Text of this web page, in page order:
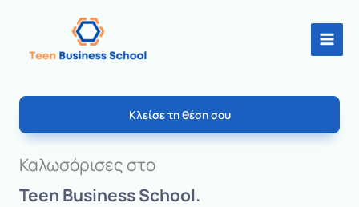
content
Κλείσε τη θέση σου
Καλωσόρισες στο
Teen Business School.